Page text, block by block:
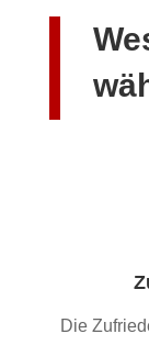
Die